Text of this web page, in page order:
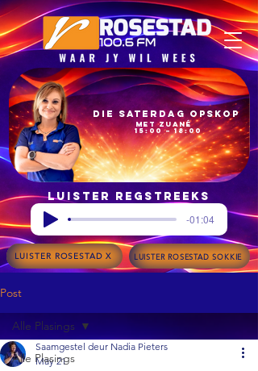
15:00 – 18:00
met Zuané
Die Saterdag Opskop
Luister regstreeks
-01:04
LUISTER ROSESTAD X LUISTER ROSESTAD SOKKIE
Post
Alle Plasings
Alle Plasings
Saamgestel deur Nadia Pieters
May 21